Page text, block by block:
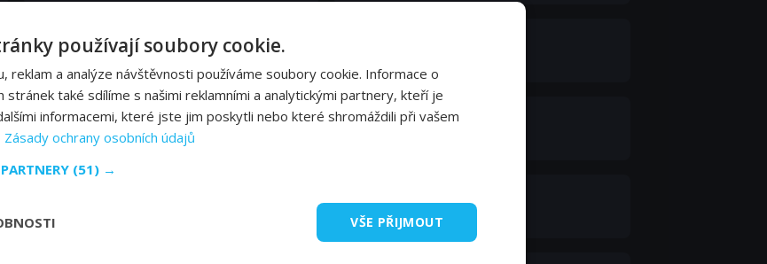
Carmen Mikiver
Annlin
Mait Malmsten
Rode
Eduard Salmistu
Magda
Thil
používají soubory cookie.
reklam a analýze návštěvnosti používáme soubory cookie. Informace o
stránek také sdílíme s našimi reklamními a analytickými partnery, kteří je
informacemi, které jste jim poskytli nebo které shromáždili při vašem
Zásady ochrany osobních údajů
(51) →
VŠE PŘIJMOUT